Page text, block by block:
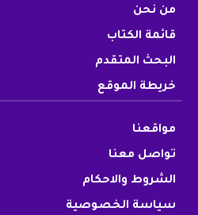
من نحن
قائمة الكتاب
البحث المتقدم
خريطة الموقع
مواقعنا
تواصل معنا
الشروط والاحكام
سياسة الخصوصية